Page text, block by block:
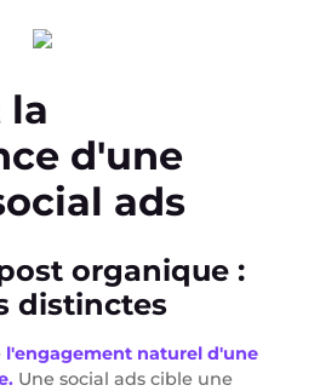
la
d'une
ads
organique :
distinctes
l'engagement naturel d'une
Une social ads cible une